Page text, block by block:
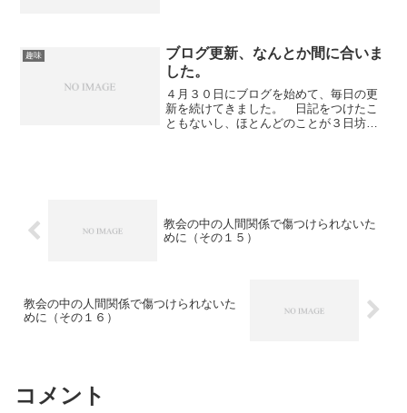
ですよね。 そんなわけで...
趣味
ブログ更新、なんとか間に合いま
した。
４月３０日にブログを始めて、毎日の更
新を続けてきました。 日記をつけたこ
ともないし、ほとんどのことが３日坊主
教会の中の人間関係で傷つけられないた
めに（その１５）
教会の中の人間関係で傷つけられないた
めに（その１６）
コメント